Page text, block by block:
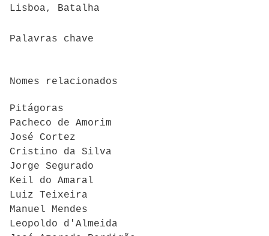
Lisboa, Batalha
Palavras chave
Nomes relacionados
Pitágoras
Pacheco de Amorim
José Cortez
Cristino da Silva
Jorge Segurado
Keil do Amaral
Luiz Teixeira
Manuel Mendes
Leopoldo d'Almeida